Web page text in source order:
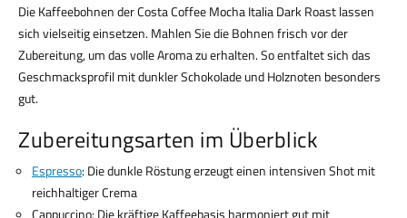
Die Kaffeebohnen der Costa Coffee Mocha Italia Dark Roast lassen
sich vielseitig einsetzen. Mahlen Sie die Bohnen frisch vor der
Zubereitung, um das volle Aroma zu erhalten. So entfaltet sich das
Geschmacksprofil mit dunkler Schokolade und Holznoten besonders
gut.
Zubereitungsarten im Überblick
Espresso: Die dunkle Röstung erzeugt einen intensiven Shot mit
reichhaltiger Crema
Cappuccino: Die kräftige Kaffeebasis harmoniert gut mit